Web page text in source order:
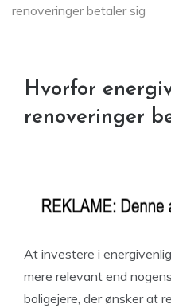
renoveringer betaler sig
Hvorfor
renoveringer
At investere i
mere relevant end
boligejere, der ønsker at